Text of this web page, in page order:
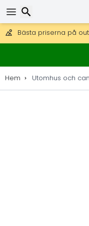
Få fri frakt på
DHL Express över natten
30 dagar för retur,
Hem Utomhus och